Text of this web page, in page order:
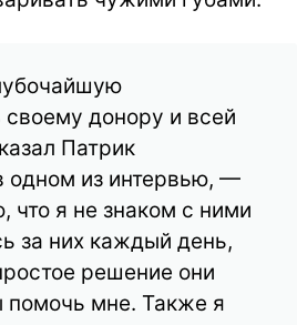
своему донору и всей
Патрик
одном из интервью, —
что я не знаком с ними
за них каждый день,
решение они
помочь мне. Также я